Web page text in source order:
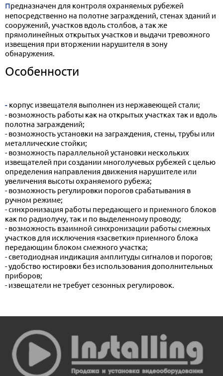
Предназначен для контроля охраняемых рубежей
непосредственно на полотне заграждений, стенах зданий и
сооружений, участков вдоль столбов, а так же
прямолинейных открытых участков и выдачи тревожного
извещения при вторжении нарушителя в зону
обнаружения.
Особенности
- корпус извещателя выполнен из нержавеющей стали;
- возможность работы как на открытых участках так и вдоль
полотна заграждений;
- возможность установки на заграждения, стены, трубы или
металлические стойки;
- возможность параллельной установки нескольких
извещателей при создании многолучевых рубежей с целью
определения направления движения нарушителе или
увеличения высоты охраняемого рубежа;
- возможность регулировки порогов срабатывания в
ручном режиме;
- синхронизация работы передающего и приемного блоков
как по радиолучу, так и по выделенному проводу;
- возможность взаимной синхронизации работы смежных
участков для исключения «засветки» приемного блока
передающим блоком смежного участка;
- светодиодная индикация амплитуды сигналов и порогов;
- удобство юстировки без использования дополнительных
приборов;
- извещатели не требует сезонных регулировок.